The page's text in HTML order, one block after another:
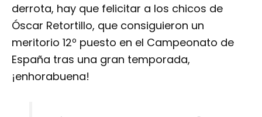
derrota, hay que felicitar a los chicos de
Óscar Retortillo, que consiguieron un
meritorio 12º puesto en el Campeonato de
España tras una gran temporada,
¡enhorabuena!